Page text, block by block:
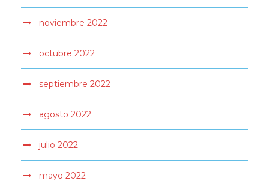
noviembre 2022
octubre 2022
septiembre 2022
agosto 2022
julio 2022
mayo 2022